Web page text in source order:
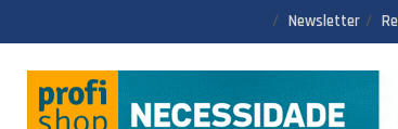
Newsletter